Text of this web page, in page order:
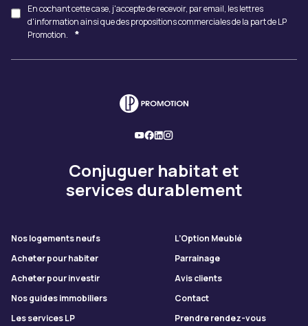
En cochant cette case, j'accepte de recevoir, par email, les lettres
d'information ainsi que des propositions commerciales de la part de LP
Promotion.
*
Conjuguer habitat et
services durablement
Nos logements neufs
L’Option Meublé
Acheter pour habiter
Parrainage
Acheter pour investir
Avis clients
Nos guides immobiliers
Contact
Les services LP
Prendre rendez-vous